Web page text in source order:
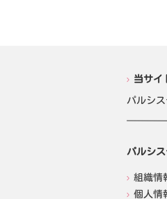
当サイ
パルシ
パルシ
組織情
個人情